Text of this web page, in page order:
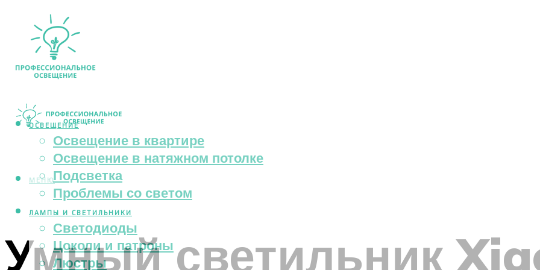
ОСВЕЩЕНИЕ
Освещение в квартире
Освещение в натяжном потолке
Подсветка
Проблемы со светом
ЛАМПЫ И СВЕТИЛЬНИКИ
Светодиоды
Цоколи и патроны
Люстры
МЕНЮ
Умный светильник